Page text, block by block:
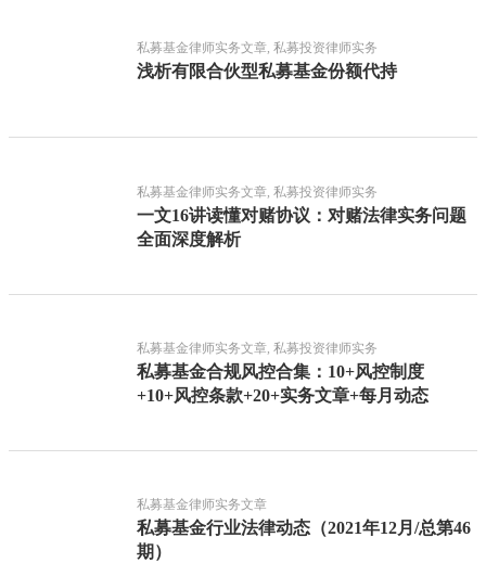
私募基金律师实务文章, 私募投资律师实务
浅析有限合伙型私募基金份额代持
私募基金律师实务文章, 私募投资律师实务
一文16讲读懂对赌协议：对赌法律实务问题
全面深度解析
私募基金律师实务文章, 私募投资律师实务
私募基金合规风控合集：10+风控制度
+10+风控条款+20+实务文章+每月动态
私募基金律师实务文章
私募基金行业法律动态（2021年12月/总第46
期）